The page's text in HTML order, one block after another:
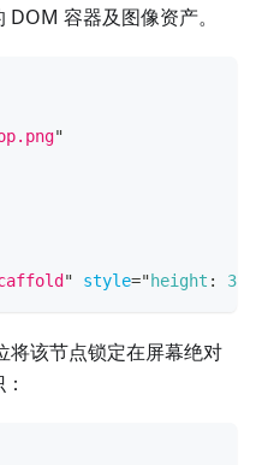
容器及图像资产。
"
" style="height :
将该节点锁定在屏幕绝对